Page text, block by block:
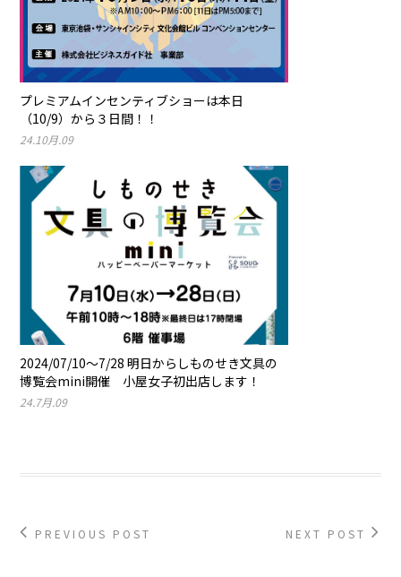
プレミアムインセンティブショーは本日
（10/9）から３日間！！
24.10月.09
2024/07/10〜7/28 明日からしものせき文具の
博覧会mini開催 小屋女子初出店します！
24.7月.09
PREVIOUS POST NEXT POST